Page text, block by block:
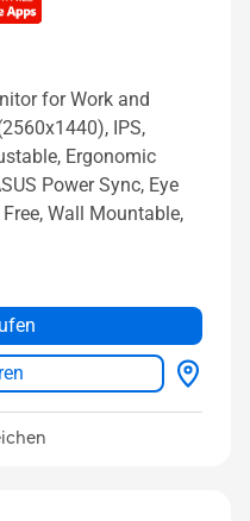
for Work and
IPS,
Ergonomic
Power Sync, Eye
Wall Mountable,